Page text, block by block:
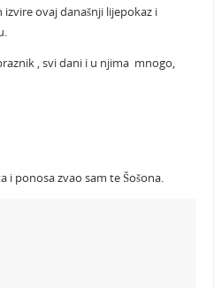
ovaj današnji lijepokaz i
, svi dani i u njima mnogo,
i ponosa zvao sam te Šošona.